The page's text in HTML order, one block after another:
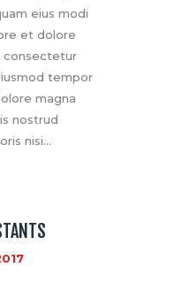
eius modi
et dolore
consectetur
tempor
magna
nostrud
nisi…